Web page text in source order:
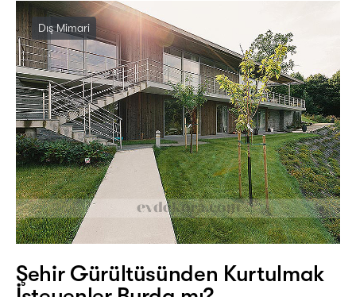
Dış Mimari
Şehir Gürültüsünden Kurtulmak